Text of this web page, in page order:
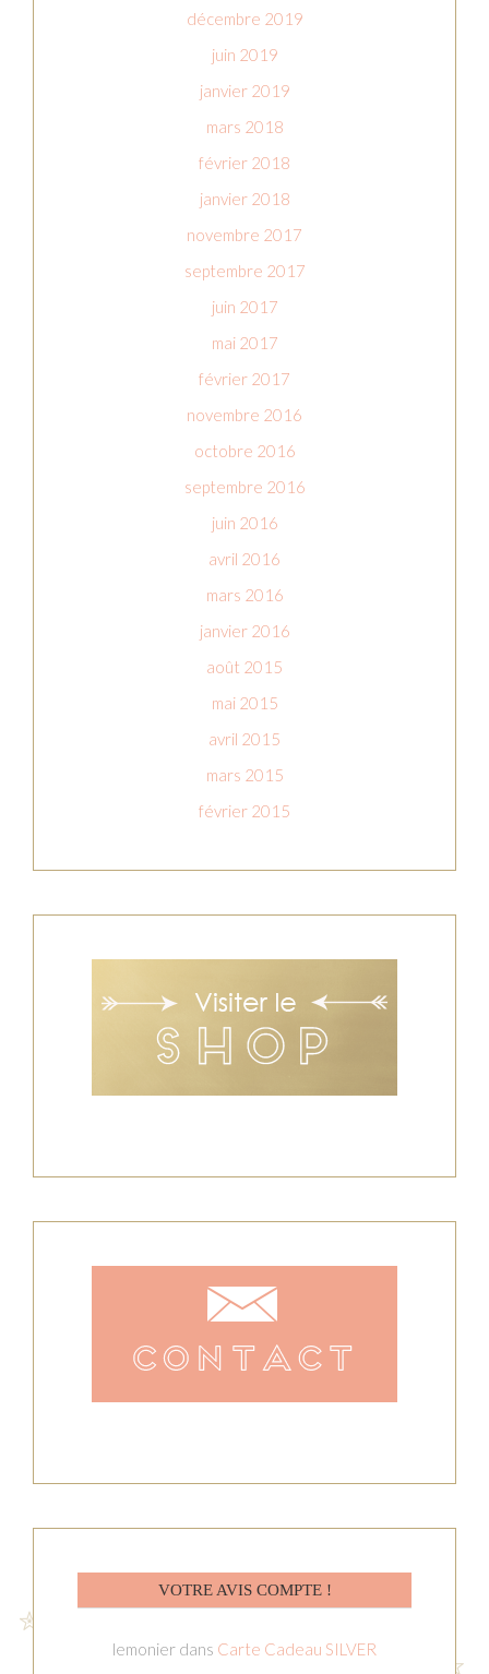
décembre 2019
juin 2019
janvier 2019
mars 2018
février 2018
janvier 2018
novembre 2017
septembre 2017
juin 2017
mai 2017
février 2017
novembre 2016
octobre 2016
septembre 2016
juin 2016
avril 2016
mars 2016
janvier 2016
août 2015
mai 2015
avril 2015
mars 2015
février 2015
VOTRE AVIS COMPTE !
lemonier dans Carte Cadeau SILVER